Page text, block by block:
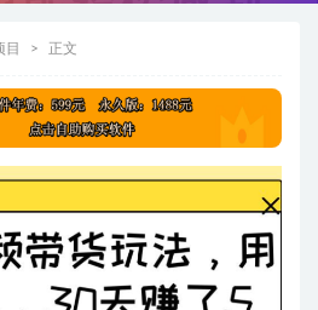
目 正文